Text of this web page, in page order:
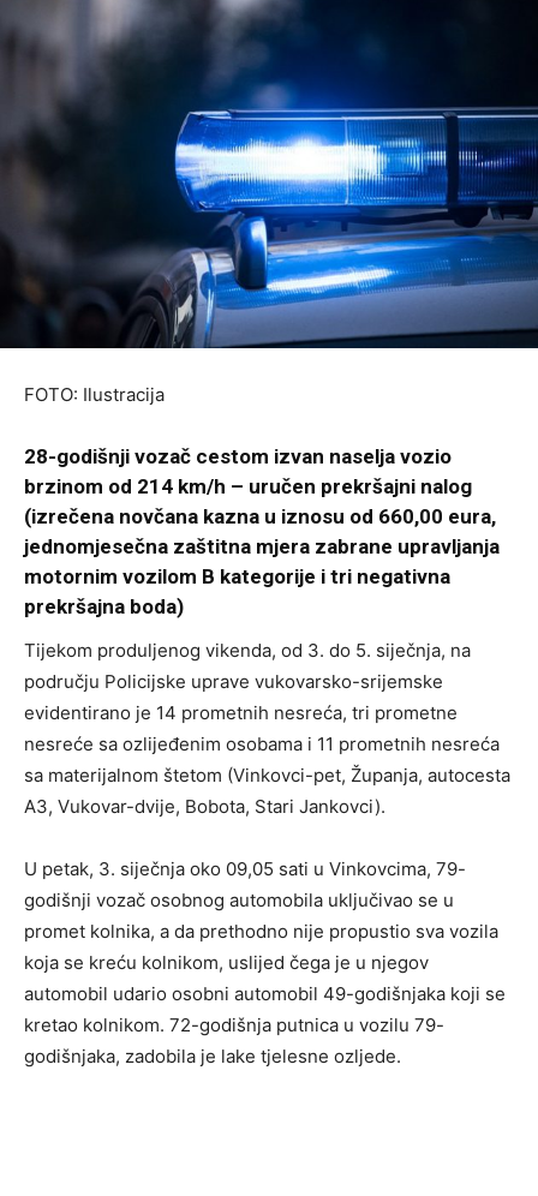
FOTO: Ilustracija
28-godišnji vozač cestom izvan naselja vozio
brzinom od 214 km/h – uručen prekršajni nalog
(izrečena novčana kazna u iznosu od 660,00 eura,
jednomjesečna zaštitna mjera zabrane upravljanja
motornim vozilom B kategorije i tri negativna
prekršajna boda)
Tijekom produljenog vikenda, od 3. do 5. siječnja, na
području Policijske uprave vukovarsko-srijemske
evidentirano je 14 prometnih nesreća, tri prometne
nesreće sa ozlijeđenim osobama i 11 prometnih nesreća
sa materijalnom štetom (Vinkovci-pet, Županja, autocesta
A3, Vukovar-dvije, Bobota, Stari Jankovci).
U petak, 3. siječnja oko 09,05 sati u Vinkovcima, 79-
godišnji vozač osobnog automobila uključivao se u
promet kolnika, a da prethodno nije propustio sva vozila
koja se kreću kolnikom, uslijed čega je u njegov
automobil udario osobni automobil 49-godišnjaka koji se
kretao kolnikom. 72-godišnja putnica u vozilu 79-
godišnjaka, zadobila je lake tjelesne ozljede.